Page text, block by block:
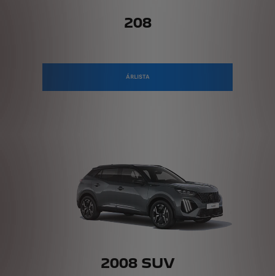
208
ÁRLISTA
2008 SUV